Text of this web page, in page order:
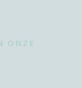
ONZE